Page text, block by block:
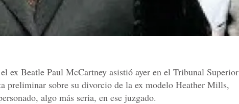
ex Beatle Paul McCartney asistió ayer en el Tribunal Superior
preliminar sobre su divorcio de la ex modelo Heather Mills,
algo más seria, en ese juzgado.